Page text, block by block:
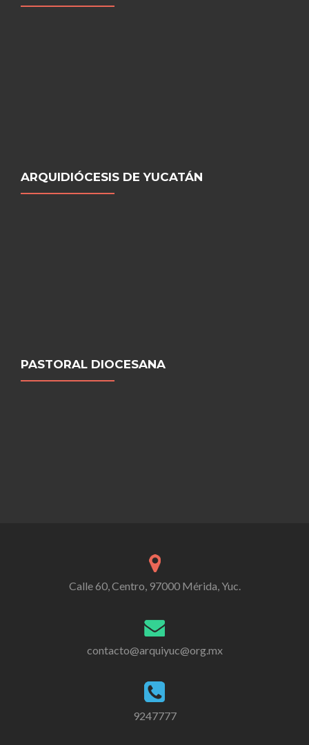
ARQUIDIÓCESIS DE YUCATÁN
PASTORAL DIOCESANA
Calle 60, Centro, 97000 Mérida, Yuc.
contacto@arquiyuc@org.mx
9247777